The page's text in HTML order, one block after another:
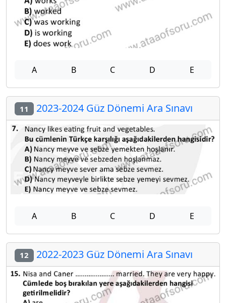
A B C D E
11 2023-2024 Güz Dönemi Ara Sınavı
A B C D E
12 2022-2023 Güz Dönemi Ara Sınavı